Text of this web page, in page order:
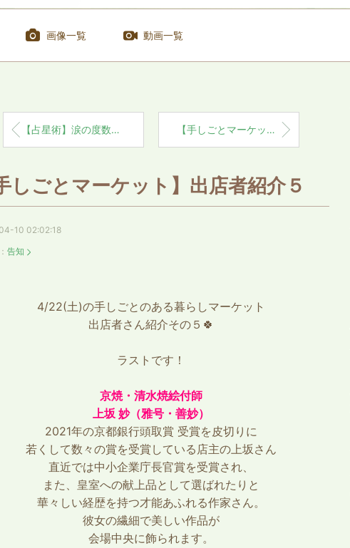
画像一覧 動画一覧
【占星術】涙の度数どは？（前編） 【手しごとマーケット】出店者紹介４
しごとマーケット】出店者紹介５
10 02:02:18
告知
4/22(土)の手しごとのある暮らしマーケット
出店者さん紹介その５🍀
ラストです！
京焼・清水焼絵付師
上坂 妙（雅号・善妙）
2021年の京都銀行頭取賞 受賞を皮切りに
若くして数々の賞を受賞している店主の上坂さん
直近では中小企業庁長官賞を受賞され、
また、皇室への献上品として選ばれたりと
華々しい経歴を持つ才能あふれる作家さん。
彼女の繊細で美しい作品が
会場中央に飾られます。